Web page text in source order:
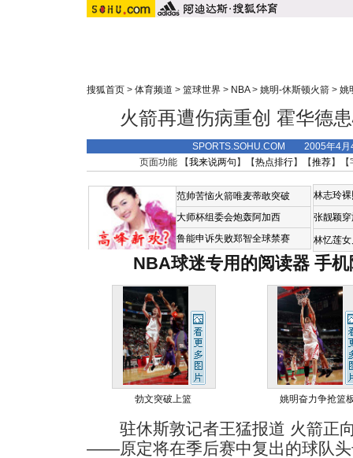
搜狐首页 > 体育频道 > 篮球世界 > NBA> 姚明-休斯顿火箭 > 姚
火箭再遭伤病重创 霍华德
SPORTS.SOHU.COM 2005年4
页面功能 【我来说两句 】【热点排行】【推荐】【
范帅苦恼火箭唯麦蒂敢突破
大师杯组委会炮轰阿加西
鲁能申诉失败郑智全球禁赛
林志玲
张靓颖
林忆莲
NBA球迷专用的阅读器 手
勃文突破上篮 姚明奋力争抢篮
驻休斯敦记者王猛报道 火箭正
——原定将在季后赛中复出的球队头